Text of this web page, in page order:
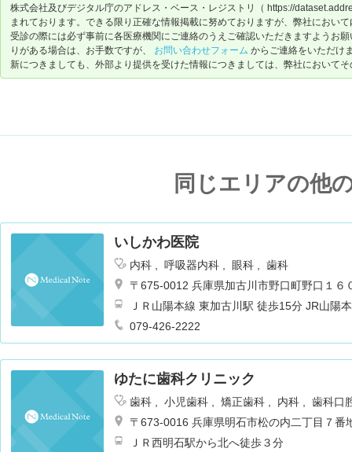
株式会社及びデジタル庁のアドレス・ベース・レジストリ（ https://
まれております。できる限り正確な情報掲載に努めておりますが、弊社におい
受診の際には必ず事前に各医療機関にご連絡のうえご確認いただきますようお
りがある場合は、お手数ですが、 お問い合わせフォーム からご連絡をいただけ
新につきましても、外部より提供を受けた情報につきましては、弊社において
同じエリアの他
いしかわ医院
内科 呼吸器内科 眼科
歯科
〒675-0012 兵庫県加古川市野口町野口１６
ＪＲ山陽本線 東加古川駅 徒歩15分 JR山陽
り神姫バス 土山駅南口行
079-426-2222
ゆたに歯科クリニック
歯科 小児歯科 矯正歯科 内科
歯科口
〒673-0016 兵庫県明石市松の内二丁目７番
ＪＲ西明石駅から北へ徒歩３分